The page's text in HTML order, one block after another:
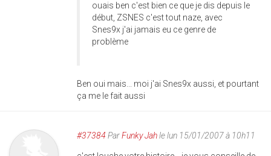
ouais ben c'est bien ce que je dis depuis le
début, ZSNES c'est tout naze, avec
Snes9x j'ai jamais eu ce genre de
problème
Ben oui mais... moi j'ai Snes9x aussi, et pourtant
ça me le fait aussi
#37384 ParFunky Jahle lun 15/01/2007 à 10h11